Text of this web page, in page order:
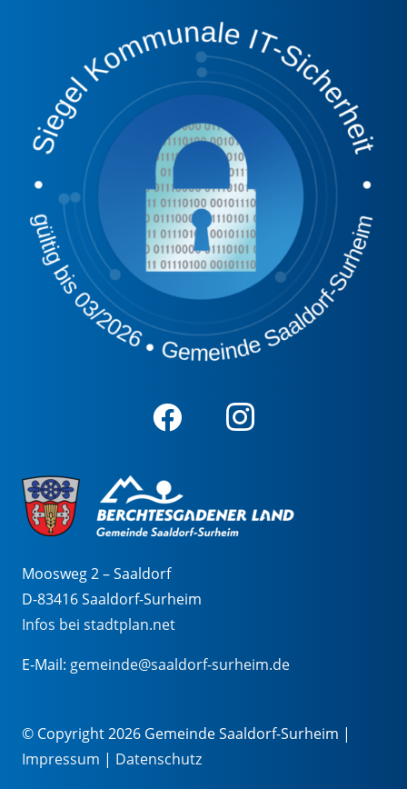
Moosweg 2 – Saaldorf
D-83416 Saaldorf-Surheim
Infos bei stadtplan.net
E-Mail: gemeinde@saaldorf-surheim.de
© Copyright 2026 Gemeinde Saaldorf-Surheim |
Impressum | Datenschutz